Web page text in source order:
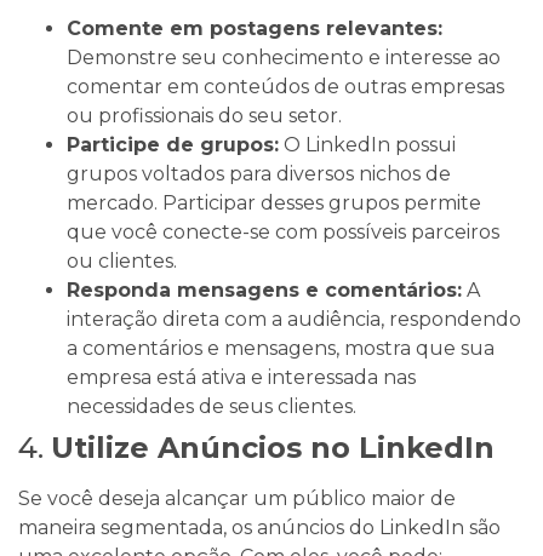
Comente em postagens relevantes:
Demonstre seu conhecimento e interesse ao
comentar em conteúdos de outras empresas
ou profissionais do seu setor.
Participe de grupos: O LinkedIn possui
grupos voltados para diversos nichos de
mercado. Participar desses grupos permite
que você conecte-se com possíveis parceiros
ou clientes.
Responda mensagens e comentários: A
interação direta com a audiência, respondendo
a comentários e mensagens, mostra que sua
empresa está ativa e interessada nas
necessidades de seus clientes.
4. Utilize Anúncios no LinkedIn
Se você deseja alcançar um público maior de
maneira segmentada, os anúncios do LinkedIn são